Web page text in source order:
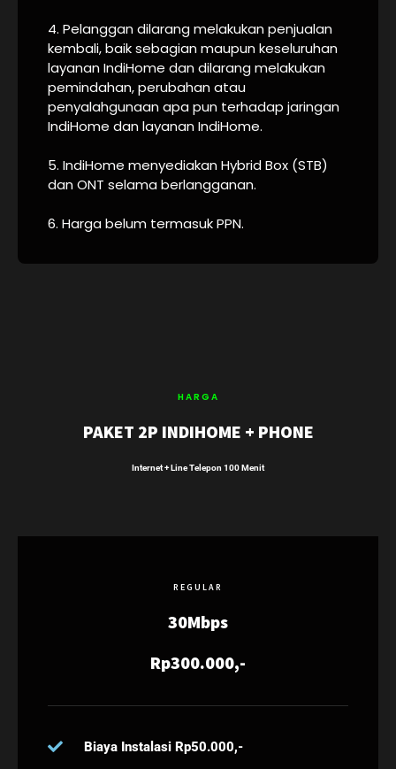
4. Pelanggan dilarang melakukan penjualan
kembali, baik sebagian maupun keseluruhan
layanan IndiHome dan dilarang melakukan
pemindahan, perubahan atau
penyalahgunaan apa pun terhadap jaringan
IndiHome dan layanan IndiHome.
5. IndiHome menyediakan Hybrid Box (STB)
dan ONT selama berlangganan.
6. Harga belum termasuk PPN.
HARGA
PAKET 2P INDIHOME + PHONE
Internet + Line Telepon 100 Menit
REGULAR
30Mbps
Rp300.000,-
Biaya Instalasi Rp50.000,-